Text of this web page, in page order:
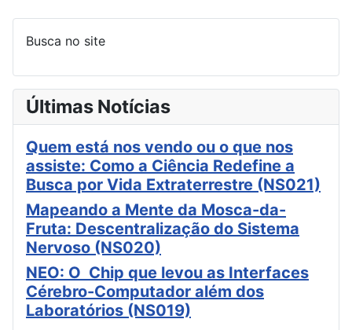
Busca no site
Últimas Notícias
Quem está nos vendo ou o que nos
assiste: Como a Ciência Redefine a
Busca por Vida Extraterrestre (NS021)
Mapeando a Mente da Mosca-da-
Fruta: Descentralização do Sistema
Nervoso (NS020)
NEO: O Chip que levou as Interfaces
Cérebro-Computador além dos
Laboratórios (NS019)